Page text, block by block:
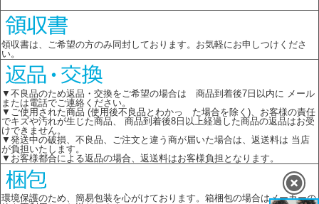
領収書は、ご希望の方のみ同封しております。お気軽にお申しつけくださ
い。
▼不良品のため返品・交換をご希望の場合は 商品到着後7日以内に メール
または電話でご連絡ください。
▼ご使用された商品 (使用後不良品とわかっ た場合を除く)、お客様の責任
でキズや汚れが生じた商品、 商品到着後8日以上経過した商品の返品はお受
けできません。
▼発送中の破損、不良品、ご注文と違う商が届いた場合は、返送料は 当店
が負担いたします。
▼お客様都合による返品の場合、返送料はお客様負担となります。
環境保護のため、簡易包装を心がけております。箱梱包の場合はメーカーの